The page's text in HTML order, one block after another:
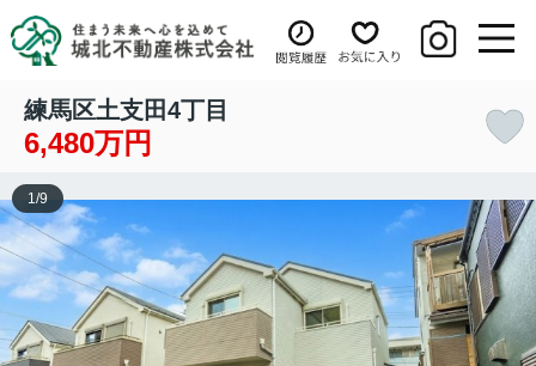
練馬区土支田4丁目
6,480万円
1/9